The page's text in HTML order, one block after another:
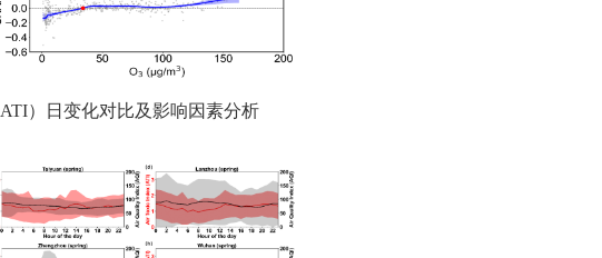
ATI）日变化对比及影响因素分析